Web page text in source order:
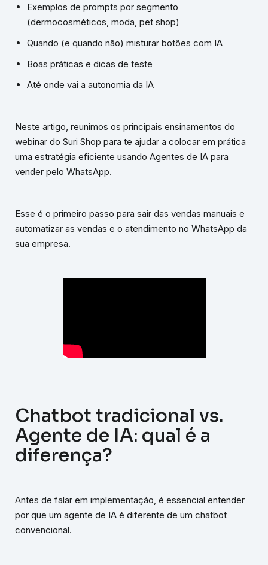
Exemplos de prompts por segmento
(dermocosméticos, moda, pet shop)
Quando (e quando não) misturar botões com IA
Boas práticas e dicas de teste
Até onde vai a autonomia da IA
Neste artigo, reunimos os principais ensinamentos do
webinar do Suri Shop para te ajudar a colocar em prática
uma estratégia eficiente usando Agentes de IA para
vender pelo WhatsApp.
Esse é o primeiro passo para sair das vendas manuais e
automatizar as vendas e o atendimento no WhatsApp da
sua empresa.
Chatbot tradicional vs.
Agente de IA: qual é a
diferença?
Antes de falar em implementação, é essencial entender
por que um agente de IA é diferente de um chatbot
convencional.